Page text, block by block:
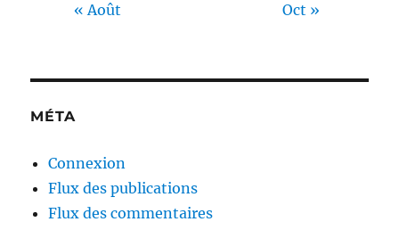
« Août Oct »
MÉTA
Connexion
Flux des publications
Flux des commentaires